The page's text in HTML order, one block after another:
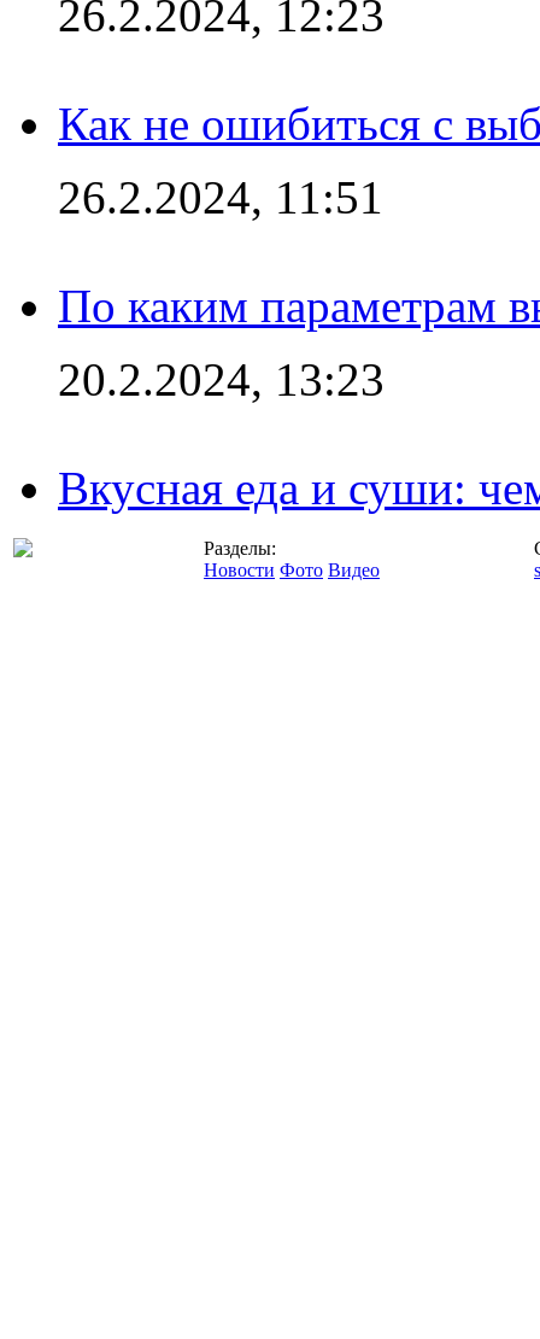
26.2.2024, 12:23
Как не ошибиться с
26.2.2024, 11:51
По каким параметрам
20.2.2024, 13:23
Вкусная еда и суши:
Разделы:
Новости Фото Видео